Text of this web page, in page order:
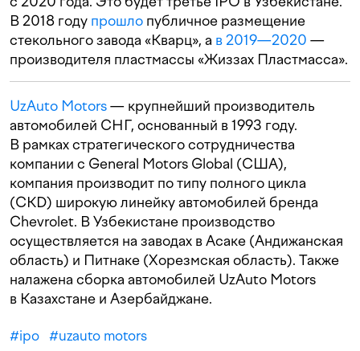
В 2018 году прошло публичное размещение
стекольного завода «Кварц», а в 2019—2020 —
производителя пластмассы «Жиззах Пластмасса».
UzAuto Motors— крупнейший производитель
автомобилей СНГ, основанный в 1993 году.
В рамках стратегического сотрудничества
компании с General Motors Global (США),
компания производит по типу полного цикла
(CKD) широкую линейку автомобилей бренда
Chevrolet. В Узбекистане производство
осуществляется на заводах в Асаке (Андижанская
область) и Питнаке (Хорезмская область). Также
налажена сборка автомобилей UzAuto Motors
в Казахстане и Азербайджане.
#ipo #uzauto motors